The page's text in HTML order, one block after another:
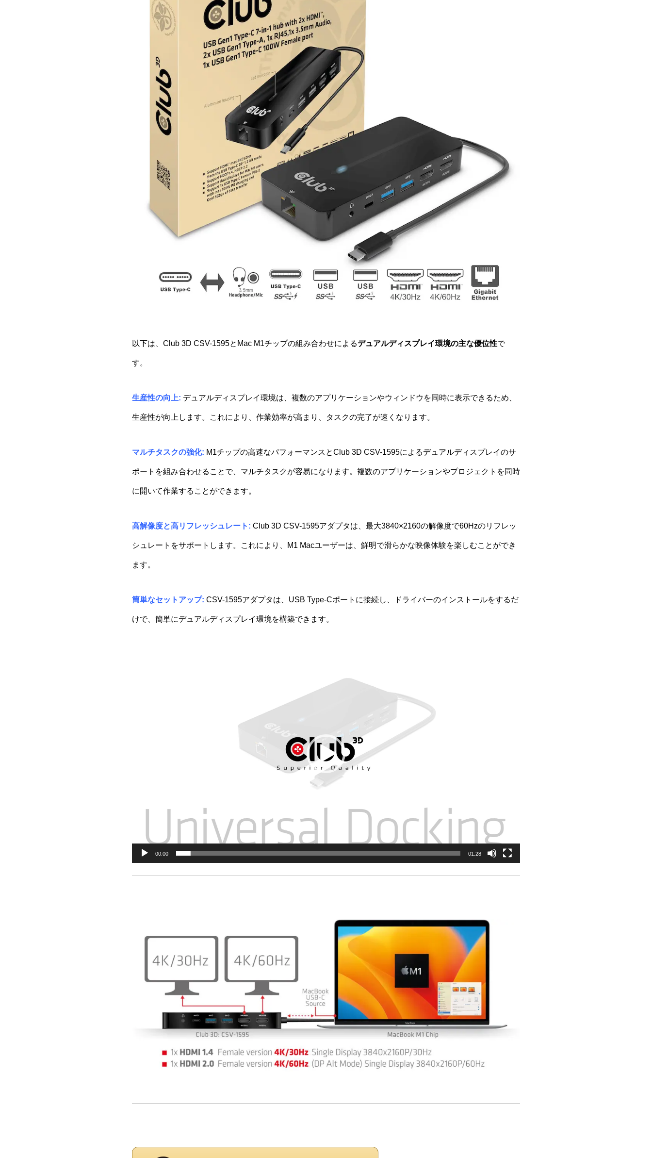
以下は、Club 3D CSV-1595とMac M1チップの組み合わせによるデュアルディスプレイ環境の主な優位性で
す。
生産性の向上: デュアルディスプレイ環境は、複数のアプリケーションやウィンドウを同時に表示できるため、
生産性が向上します。これにより、作業効率が高まり、タスクの完了が速くなります。
マルチタスクの強化: M1チップの高速なパフォーマンスとClub 3D CSV-1595によるデュアルディスプレイのサ
ポートを組み合わせることで、マルチタスクが容易になります。複数のアプリケーションやプロジェクトを同時
に開いて作業することができます。
高解像度と高リフレッシュレート: Club 3D CSV-1595アダプタは、最大3840×2160の解像度で60Hzのリフレッ
シュレートをサポートします。これにより、M1 Macユーザーは、鮮明で滑らかな映像体験を楽しむことができ
ます。
簡単なセットアップ: CSV-1595アダプタは、USB Type-Cポートに接続し、ドライバーのインストールをするだ
けで、簡単にデュアルディスプレイ環境を構築できます。
00:00 01:28